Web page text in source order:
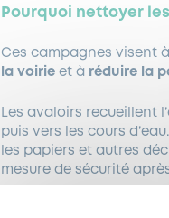
Pourquoi nettoyer
Ces campagnes visent à
la voirieet à réduire la
Les avaloirs recueillent
puis vers les cours
les papiers et autres
mesure de sécurité